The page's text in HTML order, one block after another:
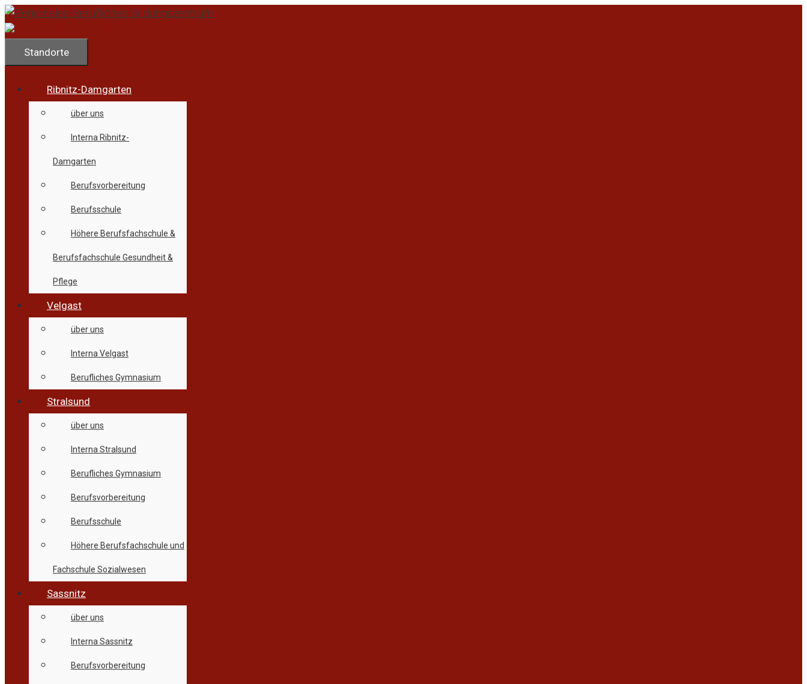
Zum
Inhalt
springenStandorte
Ribnitz-Damgarten
über uns
Interna Ribnitz-
Damgarten
Berufsvorbereitung
Berufsschule
Höhere Berufsfachschule &
Berufsfachschule Gesundheit &
Pflege
Velgast
über uns
Interna Velgast
Berufliches Gymnasium
Stralsund
über uns
Interna Stralsund
Berufliches Gymnasium
Berufsvorbereitung
Berufsschule
Höhere Berufsfachschule und
Fachschule Sozialwesen
Sassnitz
über uns
Interna Sassnitz
Berufsvorbereitung